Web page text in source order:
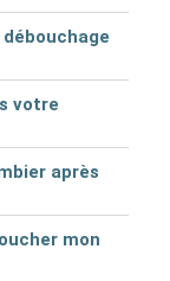
votre
après
mon